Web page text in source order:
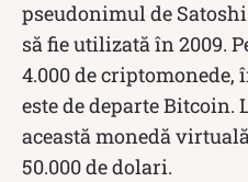
pseudonimul de
să fie utilizată în 2009.
4.000 de
este de departe Bitcoin.
această monedă
50.000 de dolari.